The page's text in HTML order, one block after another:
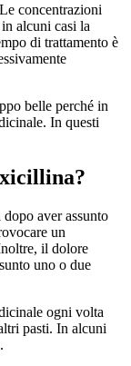
concentrazioni
alcuni casi la
di trattamento è
belle perché in
In questi
aver assunto
un
il dolore
uno o due
ogni volta
pasti. In alcuni